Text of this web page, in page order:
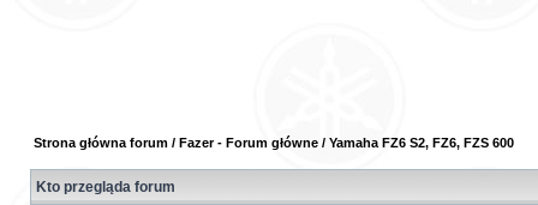
Strona główna forum / Fazer - Forum główne / Yamaha FZ6 S2, FZ6, FZS 600
Kto przegląda forum